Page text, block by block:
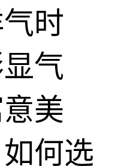
时
气
美
何选